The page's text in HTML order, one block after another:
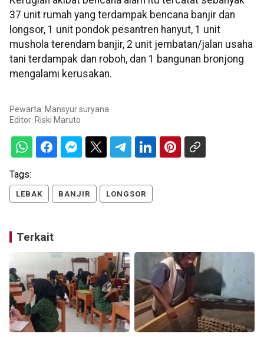
37 unit rumah yang terdampak bencana banjir dan
longsor, 1 unit pondok pesantren hanyut, 1 unit
mushola terendam banjir, 2 unit jembatan/jalan usaha
tani terdampak dan roboh, dan 1 bangunan bronjong
mengalami kerusakan.
Pewarta: Mansyur suryana
Editor: Riski Maruto
Tags:
LEBAK BANJIR LONGSOR
Terkait